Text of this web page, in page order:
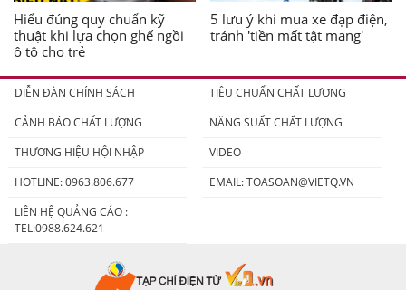
Hiểu đúng quy chuẩn kỹ
thuật khi lựa chọn ghế ngồi
ô tô cho trẻ
5 lưu ý khi mua xe đạp điện,
tránh 'tiền mất tật mang'
DIỄN ĐÀN CHÍNH SÁCH
TIÊU CHUẨN CHẤT LƯỢNG
CẢNH BÁO CHẤT LƯỢNG
NĂNG SUẤT CHẤT LƯỢNG
THƯƠNG HIỆU HỘI NHẬP
VIDEO
HOTLINE: 0963.806.677
EMAIL:TOASOAN@VIETQ.VN
LIÊN HỆ QUẢNG CÁO :
TEL:0988.624.621